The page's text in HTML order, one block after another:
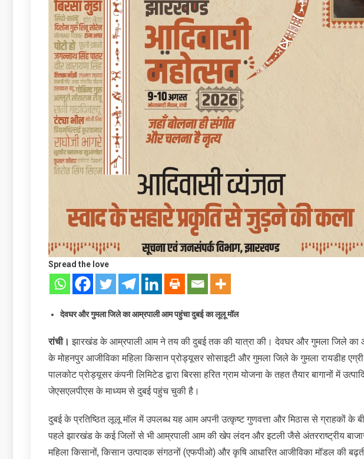
Spread the love
देवघर और गुमला जिले का आम्रपाली आम पहुंचा दुबई का लूलू मॉल
रांची। झारखंड के आम्रपाली आम ने तय की दुबई तक की यात्रा की। देवघर और गुमला जिले का
के मोहनपुर आजीविका महिला किसान प्रोड्यूसर सोसाइटी और गुमला जिले के गुमला रायडीह
पालकोट प्रोड्यूसर कंपनी लिमिटेड द्वारा बिरसा हरित ग्राम योजना के तहत तैयार बागानों में
जेएसएलपीएस के माध्यम से दुबई पहुंच चुकी है।
दुबई के प्रतिष्ठित लूलू मॉल में उपलब्ध यह आम अपनी उत्कृष्ट गुणवत्ता और मिठास से ग्राहकों
पहले झारखंड के कई जिलों से भी आम्रपाली आम की खेप लंदन और इटली जैसे अंतरराष्ट्रीय
महिला किसानों, किसान उत्पादक संगठनों (एफपीओ) और कृषि आधारित आजीविका मॉडल की